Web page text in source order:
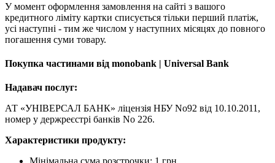
У момент оформлення замовлення на сайті з вашого
кредитного ліміту картки списується тільки перший платіж,
усі наступні - тим же числом у наступних місяцях до повного
погашення суми товару.
Покупка частинами від monobank | Universal Bank
Надавач послуг:
АТ «УНІВЕРСАЛ БАНК» ліцензія НБУ No92 від 10.10.2011,
номер у держреєстрі банків No 226.
Характеристики продукту: